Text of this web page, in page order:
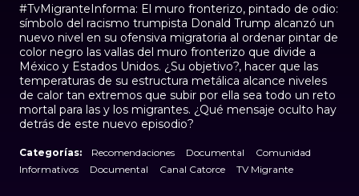
#TvMigranteInforma: El muro fronterizo, pintado de odio:
símbolo del racismo trumpista Donald Trump alcanzó un
nuevo nivel en su ofensiva migratoria al ordenar pintar de
color negro las vallas del muro fronterizo que divide a
México y Estados Unidos. ¿Su objetivo?, hacer que las
temperaturas de su estructura metálica alcance niveles
de calor tan extremos que subir por ella sea todo un reto
mortal para las y los migrantes. ¿Qué mensaje oculto hay
detrás de este nuevo episodio?
Categorías: Recomendaciones Documental
Comunidad
Informativos
Documental Canal Catorce TV Migrante